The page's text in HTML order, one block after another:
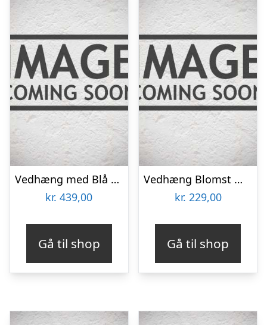
Vedhæng med Blå Topas – 32mm – u/kæde
kr. 439,00
Gå til shop
Vedhæng Blomst med Peridot – 20mm – u/kæde
kr. 229,00
Gå til shop